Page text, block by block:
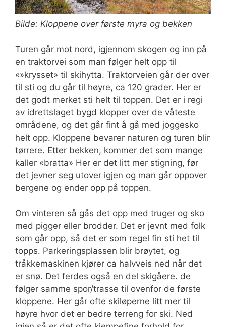
Bilde: Kloppene over første myra og bekken
Turen går mot nord, igjennom skogen og inn på
en traktorvei som man følger helt opp til
«»krysset» til skihytta. Traktorveien går der over
til sti og du går til høyre, ca 120 grader. Her er
det godt merket sti helt til toppen. Det er i regi
av idrettslaget bygd klopper over de våteste
områdene, og det går fint å gå med joggesko
helt opp. Kloppene bevarer naturen og turen blir
tørrere. Etter bekken, kommer det som mange
kaller «bratta» Her er det litt mer stigning, før
det jevner seg utover igjen og man går oppover
bergene og ender opp på toppen.
Om vinteren så gås det opp med truger og sko
med pigger eller brodder. Det er jevnt med folk
som går opp, så det er som regel fin sti het til
topps. Parkeringsplassen blir brøytet, og
tråkkemaskinen kjører ca halvveis ned når det
er snø. Det ferdes også en del skigåere. de
følger samme spor/trasse til ovenfor de første
kloppene. Her går ofte skiløperne litt mer til
høyre hvor det er bedre terreng for ski. Ned